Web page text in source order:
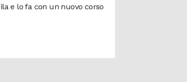
e lo fa con un nuovo corso